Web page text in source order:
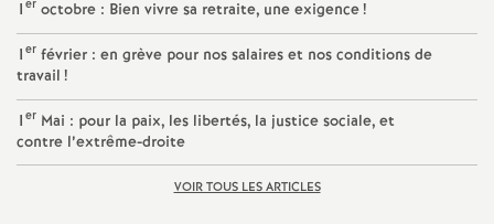
1er octobre : Bien vivre sa retraite, une exigence!
1er février : en grève pour nos salaires et nos conditions de
travail !
1er Mai : pour la paix, les libertés, la justice sociale, et
contre l’extrême-droite
VOIR TOUS LES ARTICLES